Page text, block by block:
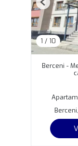
1 / 10
Previous
Berceni -